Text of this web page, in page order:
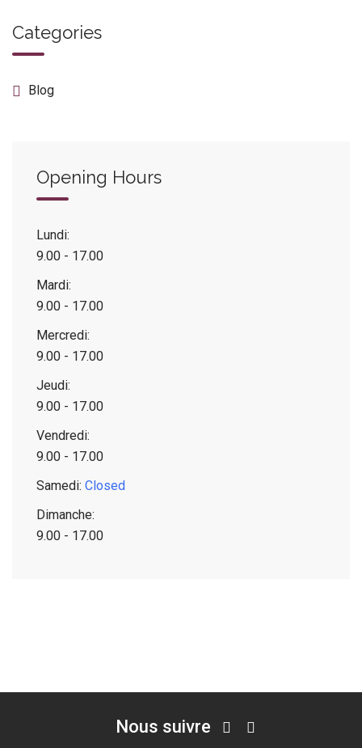
Categories
Blog
Opening Hours
Lundi:
9.00 - 17.00
Mardi:
9.00 - 17.00
Mercredi:
9.00 - 17.00
Jeudi:
9.00 - 17.00
Vendredi:
9.00 - 17.00
Samedi: Closed
Dimanche:
9.00 - 17.00
Nous suivre